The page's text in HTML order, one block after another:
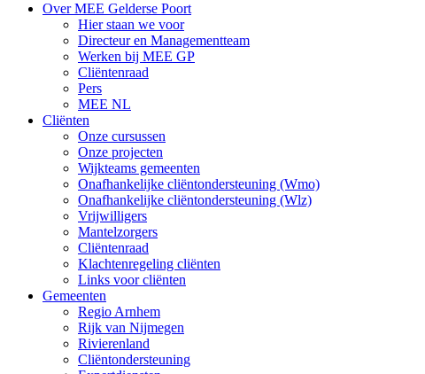
Over MEE Gelderse Poort
Hier staan we voor
Directeur en Managementteam
Werken bij MEE GP
Cliëntenraad
Pers
MEE NL
Cliënten
Onze cursussen
Onze projecten
Wijkteams gemeenten
Onafhankelijke cliëntondersteuning (Wmo)
Onafhankelijke cliëntondersteuning (Wlz)
Vrijwilligers
Mantelzorgers
Cliëntenraad
Klachtenregeling cliënten
Links voor cliënten
Gemeenten
Regio Arnhem
Rijk van Nijmegen
Rivierenland
Cliëntondersteuning